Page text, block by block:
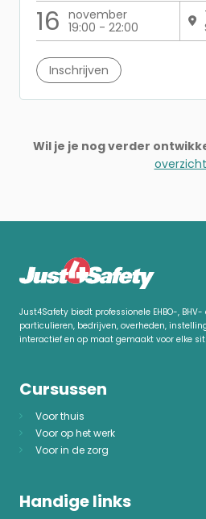
16 november
19:00 - 22:00
Inschrijven
Wil je je nog verder
overzicht
Just4Safety biedt professionele EHBO-,
particulieren, bedrijven, overheden,
interactief en op maat gemaakt voor elke
Cursussen
Voor thuis
Voor op het werk
Voor in de zorg
Handige links